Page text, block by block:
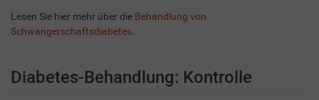
Lesen Sie hier mehr über die Behandlung von
Schwangerschaftsdiabetes
Diabetes-Behandlung: Kontrolle